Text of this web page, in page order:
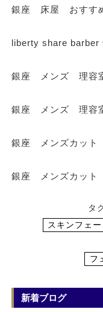
銀座 床屋 おすす
liberty share barber
銀座 メンズ 理容
銀座 メンズ 理容
銀座 メンズカット
銀座 メンズカット
タ
スキンフェー
フ
新着ブログ